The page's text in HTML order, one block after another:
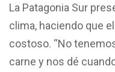
La Patagonia Sur
clima, haciendo que
costoso. “No
carne y nos dé